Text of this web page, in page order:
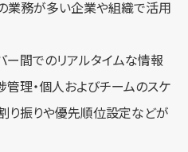
業務が多い企業や組織で活用
ー間でのリアルタイムな情報
管理・個人およびチームのスケ
り振りや優先順位設定などが